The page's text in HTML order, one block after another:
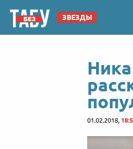
ЗВЕЗДЫ
01.02.2018,